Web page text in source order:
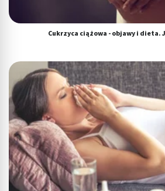
Cukrzyca ciążowa - objawy i dieta.